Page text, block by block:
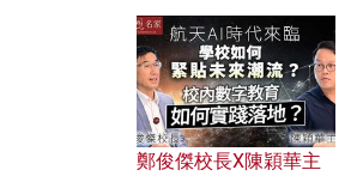
鄭俊傑校長X陳穎華主